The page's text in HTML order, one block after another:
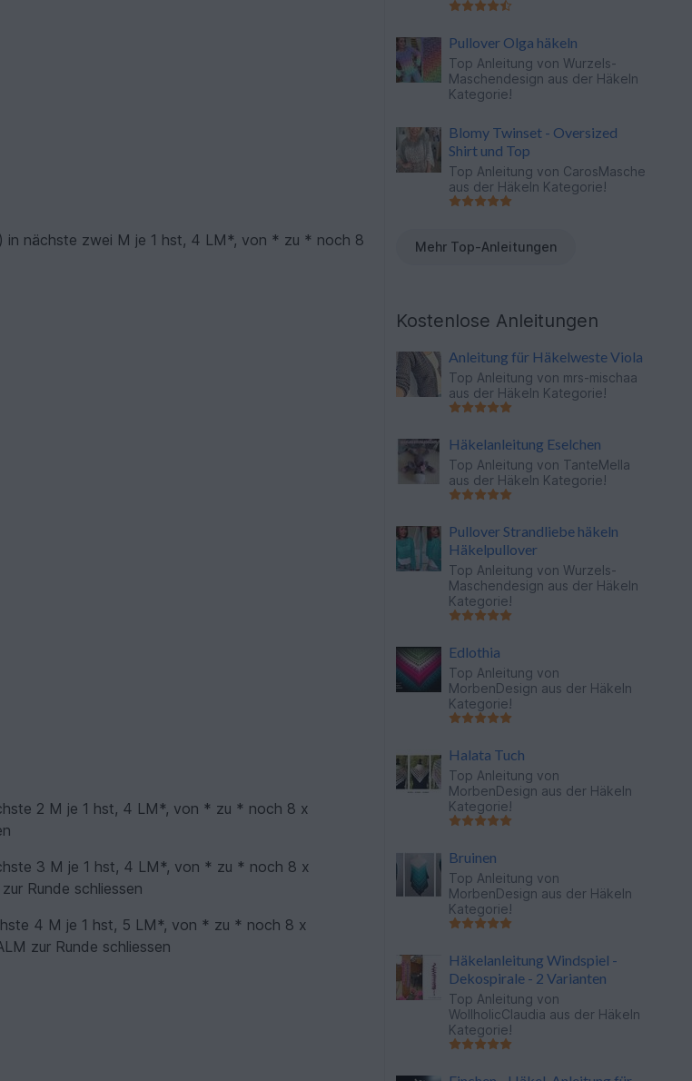
in nächste zwei M je 1 hst, 4 LM*, von * zu * noch 8
2 M je 1 hst, 4 LM*, von * zu * noch 8 x
3 M je 1 hst, 4 LM*, von * zu * noch 8 x
Runde schliessen
4 M je 1 hst, 5 LM*, von * zu * noch 8 x
zur Runde schliessen
Pullover Olga häkeln
Top Anleitung von Wurzels-
Maschendesign aus der Häkeln
Kategorie!
Blomy Twinset - Oversized
Shirt und Top
Top Anleitung von CarosMasche
aus der Häkeln Kategorie!
Mehr Top-Anleitungen
Kostenlose Anleitungen
Anleitung für Häkelweste Viola
Top Anleitung von mrs-mischaa
aus der Häkeln Kategorie!
Häkelanleitung Eselchen
Top Anleitung von TanteMella
aus der Häkeln Kategorie!
Pullover Strandliebe häkeln
Häkelpullover
Top Anleitung von Wurzels-
Maschendesign aus der Häkeln
Kategorie!
Edlothia
Top Anleitung von
MorbenDesign aus der Häkeln
Kategorie!
Halata Tuch
Top Anleitung von
MorbenDesign aus der Häkeln
Kategorie!
Bruinen
Top Anleitung von
MorbenDesign aus der Häkeln
Kategorie!
Häkelanleitung Windspiel -
Dekospirale - 2 Varianten
Top Anleitung von
WollholicClaudia aus der Häkeln
Kategorie!